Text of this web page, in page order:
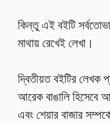
কিন্তু এই বইটি
মাথায় রেখেই লেখা।
দ্বিতীয়ত বইটির লেখক
আরেক বাঙালি হিসেবে
এবং শেয়ার বাজার